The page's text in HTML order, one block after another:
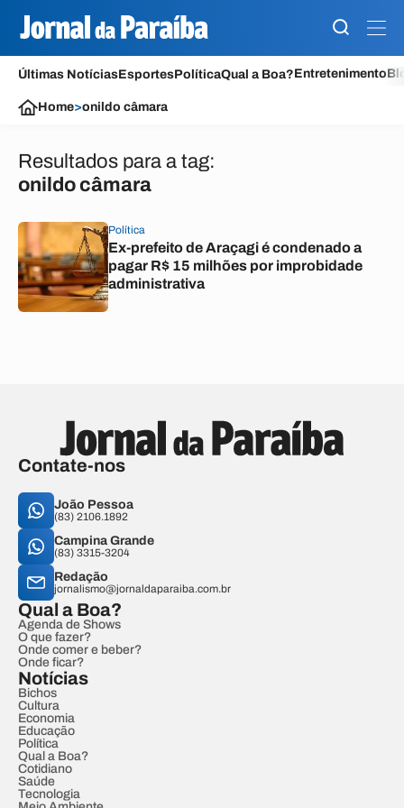
Últimas NotíciasEsportesPolíticaQual a Boa?Entretenimento
Home>onildo câmara
Resultados para a tag:
onildo câmara
Política
Ex-prefeito de Araçagi é condenado a
pagar R$ 15 milhões por improbidade
administrativa
Contate-nos
João Pessoa
(83) 2106.1892
Campina Grande
(83) 3315-3204
Redação
jornalismo@jornaldaparaiba.com.br
Qual a Boa?
Agenda de Shows
O que fazer?
Onde comer e beber?
Onde ficar?
Notícias
Bichos
Cultura
Economia
Educação
Política
Qual a Boa?
Cotidiano
Saúde
Tecnologia